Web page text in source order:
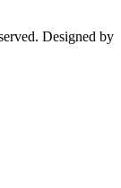
Designed by